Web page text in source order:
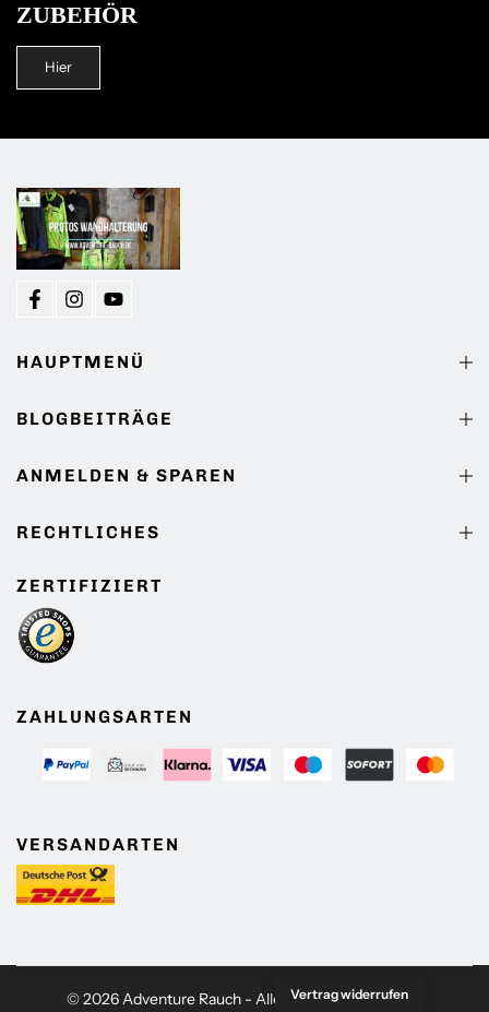
ZUBEHÖR
Hier
HAUPTMENÜ
BLOGBEITRÄGE
ANMELDEN & SPAREN
RECHTLICHES
ZERTIFIZIERT
ZAHLUNGSARTEN
VERSANDARTEN
© 2026 Adventure Rauch - Alle Rechte vorbehalten.
Vertrag widerrufen